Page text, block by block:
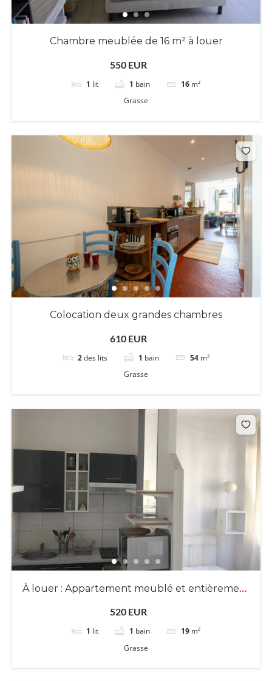
Chambre meublée de 16 m² à louer
550 EUR
1 lit 1 bain 16 m²
Grasse
Colocation deux grandes chambres
610 EUR
2 des lits 1 bain 54 m²
Grasse
À louer : Appartement meublé et entièrement
520 EUR
1 lit 1 bain 19 m²
Grasse